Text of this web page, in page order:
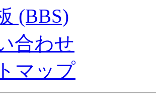
(BBS)
合わせ
マップ